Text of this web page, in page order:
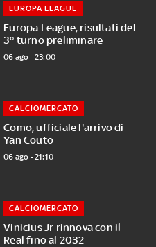
Europa League, risultati del
3° turno preliminare
EUROPA LEAGUE
06 ago - 23:00
Como, ufficiale l'arrivo di
Yan Couto
CALCIOMERCATO
06 ago - 21:10
Vinicius Jr rinnova con il
Real fino al 2032
CALCIOMERCATO